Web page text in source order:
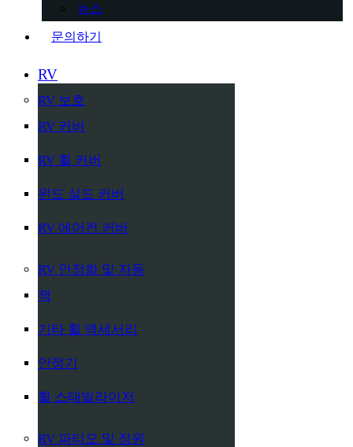
뉴스
문의하기
RV
RV 보호
RV 커버
RV 휠 커버
윈드 실드 커버
RV 에어컨 커버
RV 안정화 및 자동
잭
기타 휠 액세서리
안정기
휠 스태빌라이저
RV 파티오 및 정원